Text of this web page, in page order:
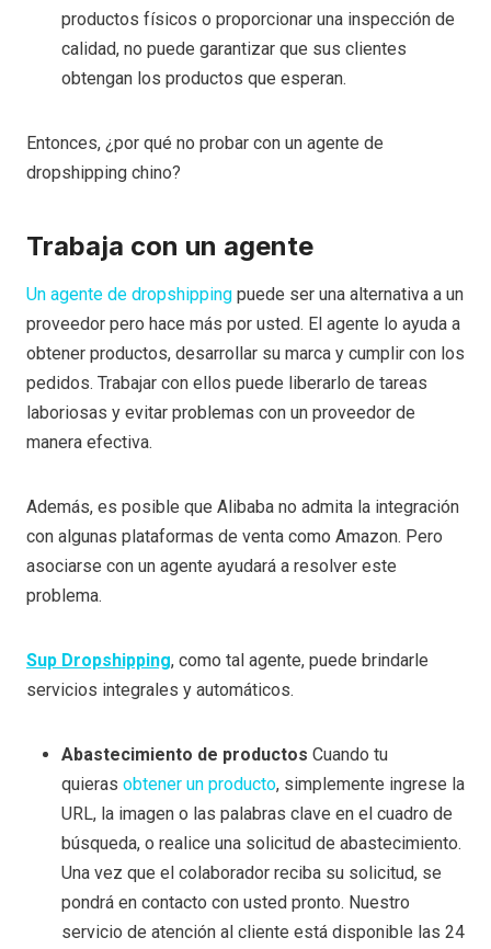
productos físicos o proporcionar una inspección de
calidad, no puede garantizar que sus clientes
obtengan los productos que esperan.
Entonces, ¿por qué no probar con un agente de
dropshipping chino?
Trabaja con un agente
Un agente de dropshipping puede ser una alternativa a un
proveedor pero hace más por usted. El agente lo ayuda a
obtener productos, desarrollar su marca y cumplir con los
pedidos. Trabajar con ellos puede liberarlo de tareas
laboriosas y evitar problemas con un proveedor de
manera efectiva.
Además, es posible que Alibaba no admita la integración
con algunas plataformas de venta como Amazon. Pero
asociarse con un agente ayudará a resolver este
problema.
Sup Dropshipping, como tal agente, puede brindarle
servicios integrales y automáticos.
Abastecimiento de productos Cuando tu
quieras obtener un producto, simplemente ingrese la
URL, la imagen o las palabras clave en el cuadro de
búsqueda, o realice una solicitud de abastecimiento.
Una vez que el colaborador reciba su solicitud, se
pondrá en contacto con usted pronto. Nuestro
servicio de atención al cliente está disponible las 24